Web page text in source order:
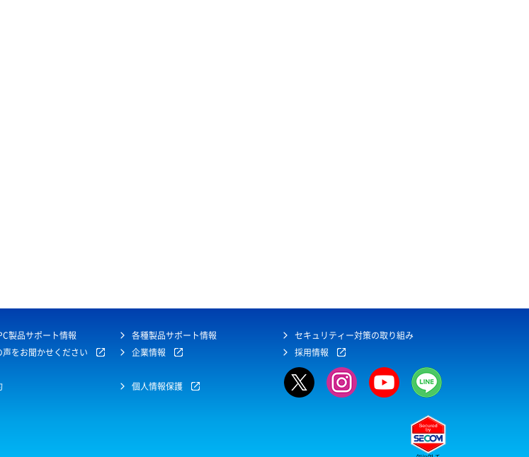
製品サポート情報 各種製品サポート情報
セキュリティー対策の取り組み
声をお聞かせください 企業情報
採用情報
個人情報保護